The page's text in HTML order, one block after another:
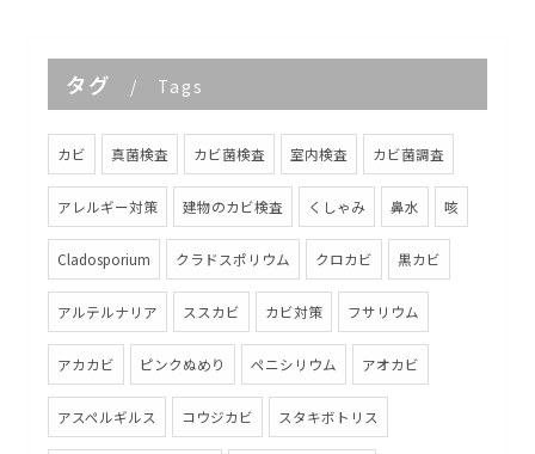
タグ Tags
カビ 真菌検査 カビ菌検査 室内検査 カビ菌調査
アレルギー対策 建物のカビ検査 くしゃみ 鼻水 咳
Cladosporium クラドスポリウム クロカビ 黒カビ
アルテルナリア ススカビ カビ対策 フサリウム
アカカビ ピンクぬめり ペニシリウム アオカビ
アスペルギルス コウジカビ スタキボトリス